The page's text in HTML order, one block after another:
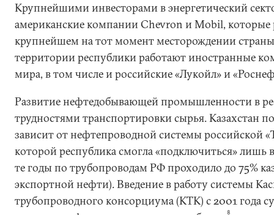
Крупнейшими инвесторами в энергетический
американские компании Chevron и Mobil, которые
крупнейшем на тот момент месторождении страны
территории республики работают иностранные
мира, в том числе и российские «Лукойл» и
Развитие нефтедобывающей промышленности в
трудностями транспортировки сырья. Казахстан
зависит от нефтепроводной системы российской
которой республика смогла «подключиться» лишь
те годы по трубопроводам РФ проходило до 75%
экспортной нефти). Введение в работу системы
трубопроводного консорциума (КТК) с 2001 года
8